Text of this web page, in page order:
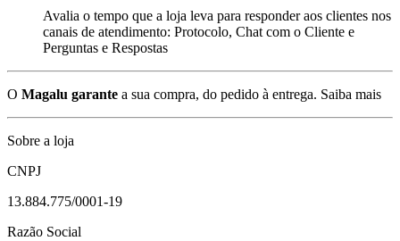
Avalia o tempo que a loja leva para responder aos clientes nos
canais de atendimento: Protocolo, Chat com o Cliente e
Perguntas e Respostas
O Magalu garante a sua compra, do pedido à entrega. Saiba mais
Sobre a loja
CNPJ
13.884.775/0001-19
Razão Social